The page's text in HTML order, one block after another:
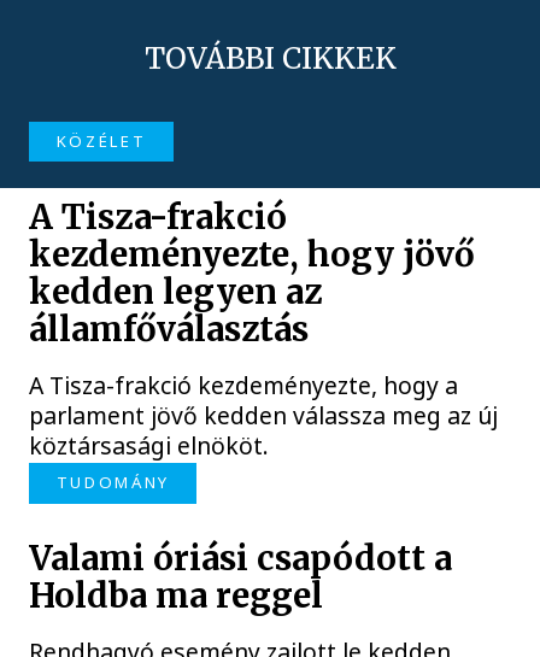
TOVÁBBI CIKKEK
KÖZÉLET
A Tisza-frakció
kezdeményezte, hogy jövő
kedden legyen az
államfőválasztás
A Tisza-frakció kezdeményezte, hogy a
parlament jövő kedden válassza meg az új
köztársasági elnököt.
TUDOMÁNY
Valami óriási csapódott a
Holdba ma reggel